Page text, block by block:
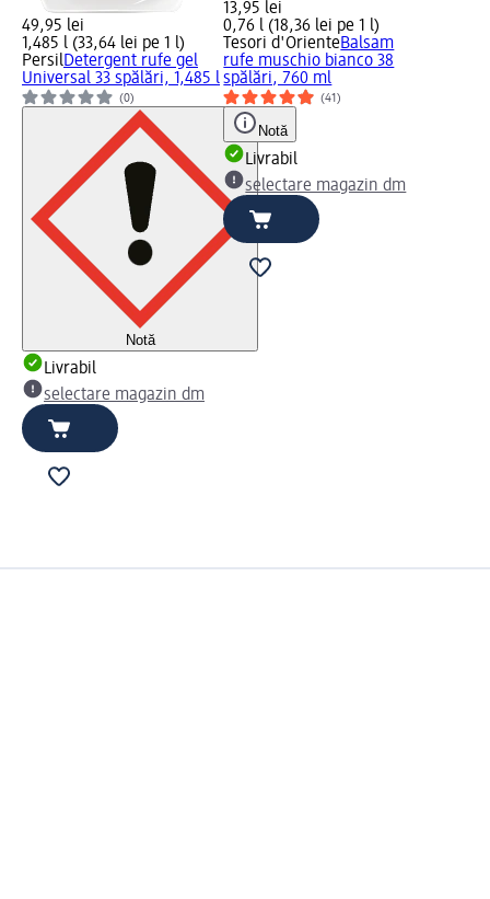
49,95 lei
1,485 l (33,64 lei pe 1 l)
PersilDetergent rufe gel
Universal 33 spălări, 1,485 l
(0)
Notă
Livrabil
selectare magazin dm
13,95 lei
0,76 l (18,36 lei pe 1 l)
Tesori d'OrienteBalsam
rufe muschio bianco 38
spălări, 760 ml
(41)
Notă
Livrabil
selectare magazin dm